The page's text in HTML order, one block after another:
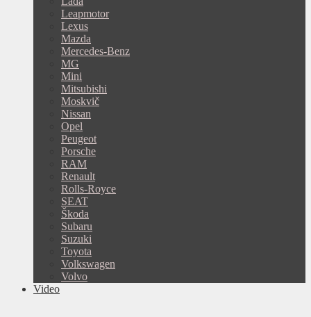
Leapmotor
Lexus
Mazda
Mercedes-Benz
MG
Mini
Mitsubishi
Moskvič
Nissan
Opel
Peugeot
Porsche
RAM
Renault
Rolls-Royce
SEAT
Škoda
Subaru
Suzuki
Toyota
Volkswagen
Volvo
Video